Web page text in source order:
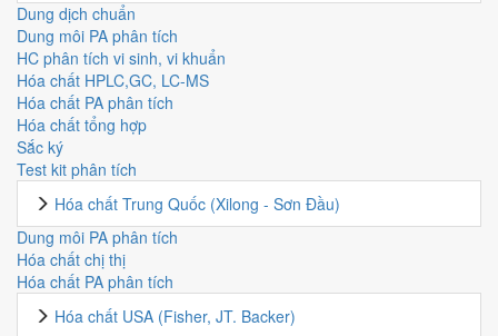
Dung dịch chuẩn
Dung môi PA phân tích
HC phân tích vi sinh, vi khuẩn
Hóa chất HPLC,GC, LC-MS
Hóa chất PA phân tích
Hóa chất tổng hợp
Sắc ký
Test kit phân tích
Hóa chất Trung Quốc (Xilong - Sơn Đầu)
Dung môi PA phân tích
Hóa chất chị thị
Hóa chất PA phân tích
Hóa chất USA (Fisher, JT. Backer)